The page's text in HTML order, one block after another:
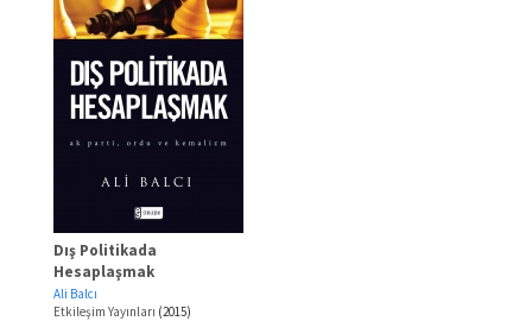
Dış Politikada
Hesaplaşmak
Ali Balcı
Etkileşim Yayınları (2015)